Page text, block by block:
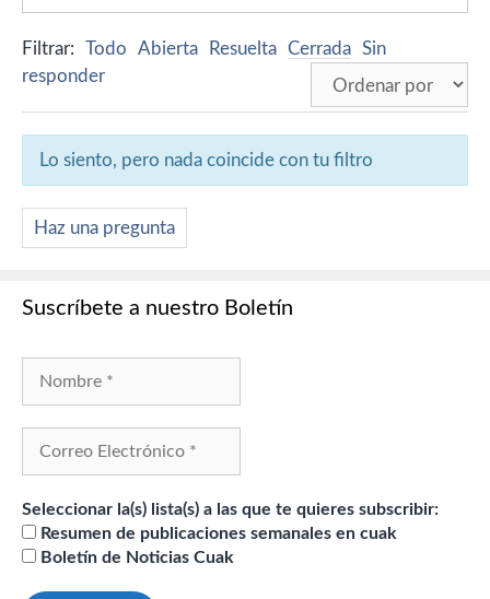
Filtrar: Todo Abierta Resuelta Cerrada Sin
responder
Lo siento, pero nada coincide con tu filtro
Haz una pregunta
Suscríbete a nuestro Boletín
Seleccionar la(s) lista(s) a las que te quieres subscribir:
Resumen de publicaciones semanales en cuak
Boletín de Noticias Cuak